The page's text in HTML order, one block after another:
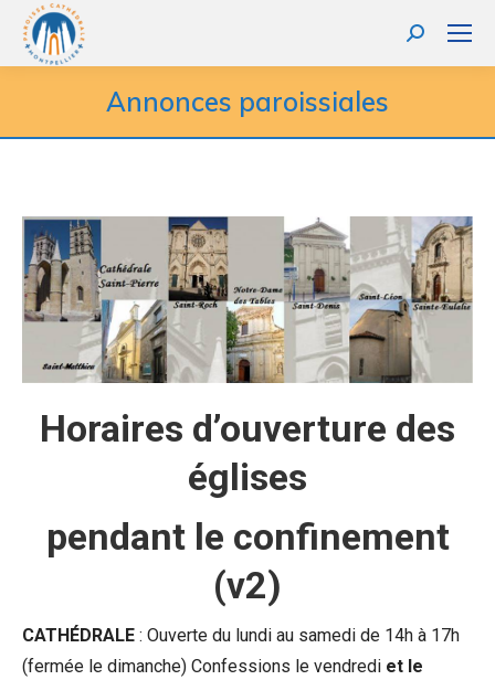
Recherche
:
Annonces paroissiales
Horaires d’ouverture des
églises
pendant le confinement
(v2)
CATHÉDRALE : Ouverte du lundi au samedi de 14h à 17h
(fermée le dimanche) Confessions le vendredi et le